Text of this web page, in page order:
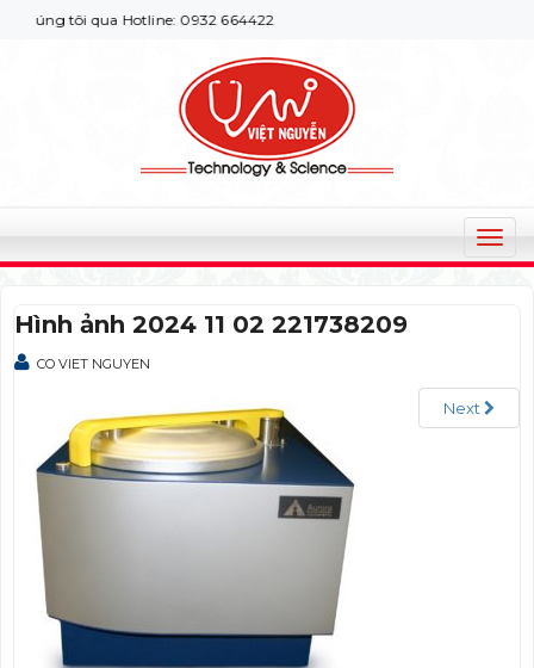
tôi qua Hotline: 0932 664422
T
o
n
a
Hình ảnh 2024 11 02 221738209
CO VIET NGUYEN
Next